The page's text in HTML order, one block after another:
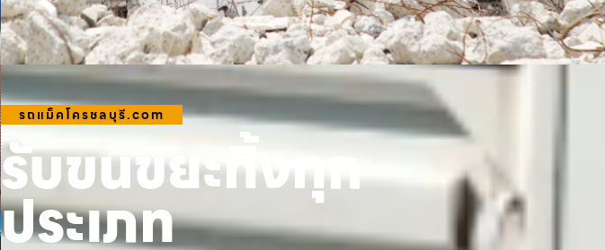
รถแม็คโครชลบุรี.com
รับขนขยะทิ้งทุก
ประเภท